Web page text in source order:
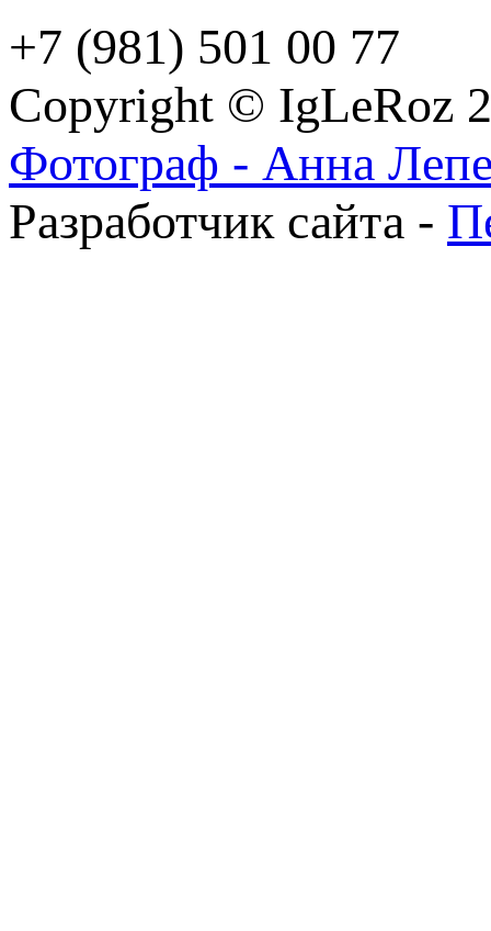
+7 (981) 501 00 77
Copyright © IgLeRoz
Фотограф - Анна
Разработчик сайта -